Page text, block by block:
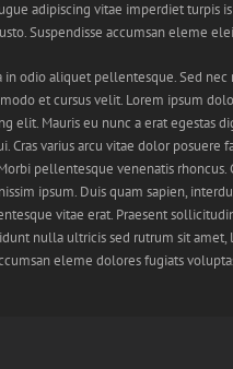
adipiscing vitae imperdiet turpis
Suspendisse accumsan eleme
in odio aliquet pellentesque. Sed nec
et cursus velit. Lorem ipsum
elit. Mauris eu nunc a erat egestas
Cras varius arcu vitae dolor posuere
pellentesque venenatis rhoncus.
ipsum. Duis quam sapien,
vitae erat. Praesent
nulla ultricis sed rutrum sit amet,
eleme dolores fugiats